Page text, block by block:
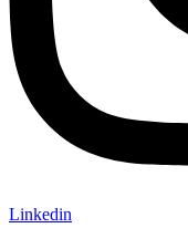
Linkedin